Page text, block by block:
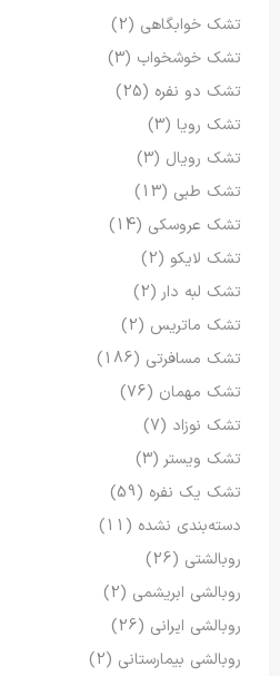
تشک خوابگاهی (2)
تشک خوشخواب (3)
تشک دو نفره (25)
تشک رویا (3)
تشک رویال (3)
تشک طبی (13)
تشک عروسکی (14)
تشک لایکو (2)
تشک لبه دار (2)
تشک ماتریس (2)
تشک مسافرتی (186)
تشک مهمان (76)
تشک نوزاد (7)
تشک ویستر (3)
تشک یک نفره (59)
دسته‌بندی نشده (11)
روبالشتی (26)
روبالشی ابریشمی (2)
روبالشی ایرانی (26)
روبالشی بیمارستانی (2)